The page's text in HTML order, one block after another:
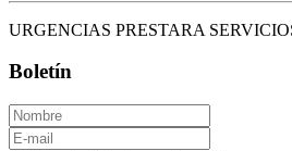
URGENCIAS PRESTARA
Boletín